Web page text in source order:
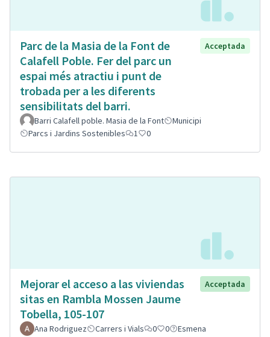
Parc de la Masia de la Font de
Calafell Poble. Fer del parc un
espai més atractiu i punt de
trobada per a les diferents
sensibilitats del barri.
Acceptada
Barri Calafell poble. Masia de la Font
Municipi
Parcs i Jardins Sostenibles
1 0
Mejorar el acceso a las viviendas
sitas en Rambla Mossen Jaume
Tobella, 105-107
Acceptada
Ana Rodriguez Carrers i Vials 0 0 Esmena